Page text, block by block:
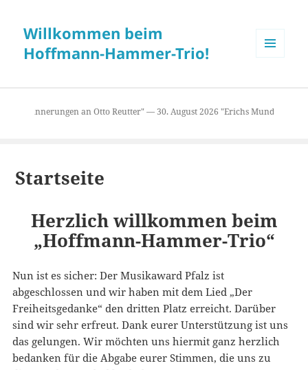
Willkommen beim
Hoffmann-Hammer-Trio!
"Erinnerungen an Otto Reutter" — 30. August 2026 "Erichs Mundart trifft
Startseite
Herzlich willkommen beim
„Hoffmann-Hammer-Trio“
Nun ist es sicher: Der Musikaward Pfalz ist
abgeschlossen und wir haben mit dem Lied „Der
Freiheitsgedanke“ den dritten Platz erreicht. Darüber
sind wir sehr erfreut. Dank eurer Unterstützung ist uns
das gelungen. Wir möchten uns hiermit ganz herzlich
bedanken für die Abgabe eurer Stimmen, die uns zu